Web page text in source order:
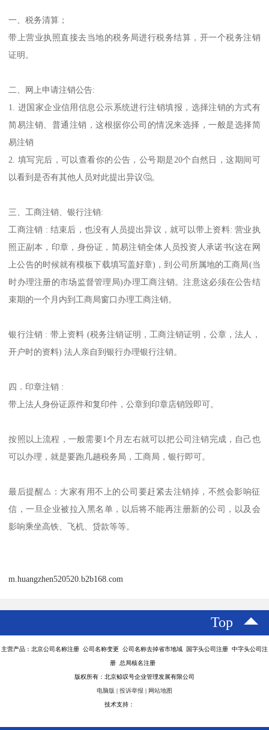
一、税务清算；
带上营业执照直接去当地的税务局进行税务结算，开一个税务注销
证明。
二、网上申请注销公告:
1. 进国家企业信用信息公示系统进行注销填报，选择注销的方式有
简易注销、普通注销，这根据你公司的情况来选择，一般是选择简
易注销
2. 填写完后，可以查看你的公告，公号期是20个自然日，这期间可
以看到是否有其他人员对此提出异议🤔。
三、工商注销、银行注销:
工商注销 : 结束后，也没有人员提出异议，就可以带上资料: 营业执
照正副本，印章，身份证，简易注销全体人员投资人承诺书(这在网
上公告的时候就有模板下载填写盖好章)，到公司所属地的工商局(当
时办理注册的市场监督管理局)办理工商注销。注意这必须在公告结
束期的一个月内到工商局窗口办理工商注销。
银行注销 : 带上资料 (税务注销证明，工商注销证明，公章，法人，
开户时的资料) 法人亲自到银行办理银行注销。
四．印章注销 :
带上法人身份证原件和复印件，公章到印章店销毁即可。
按照以上流程，一般需要1个月左右就可以把公司注销完成，自己也
可以办理，就是要跑几趟税务局，工商局，银行即可。
最后提醒⚠️：大家有用不上的公司要赶紧去注销掉，不然会影响征
信，一旦企业被拉入黑名单，以后将不能再注册新的公司，以及会
影响乘坐高铁、飞机、贷款等等。
m.huangzhen520520.b2b168.com
Top
主营产品：北京公司名称注册 公司名称变更 公司名称去掉省市地域 国字头公司注册 中字头公司注
册 总局核名注册
版权所有：北京鲸叹号企业管理发展有限公司
电脑版 投诉举报 网站地图
技术支持：